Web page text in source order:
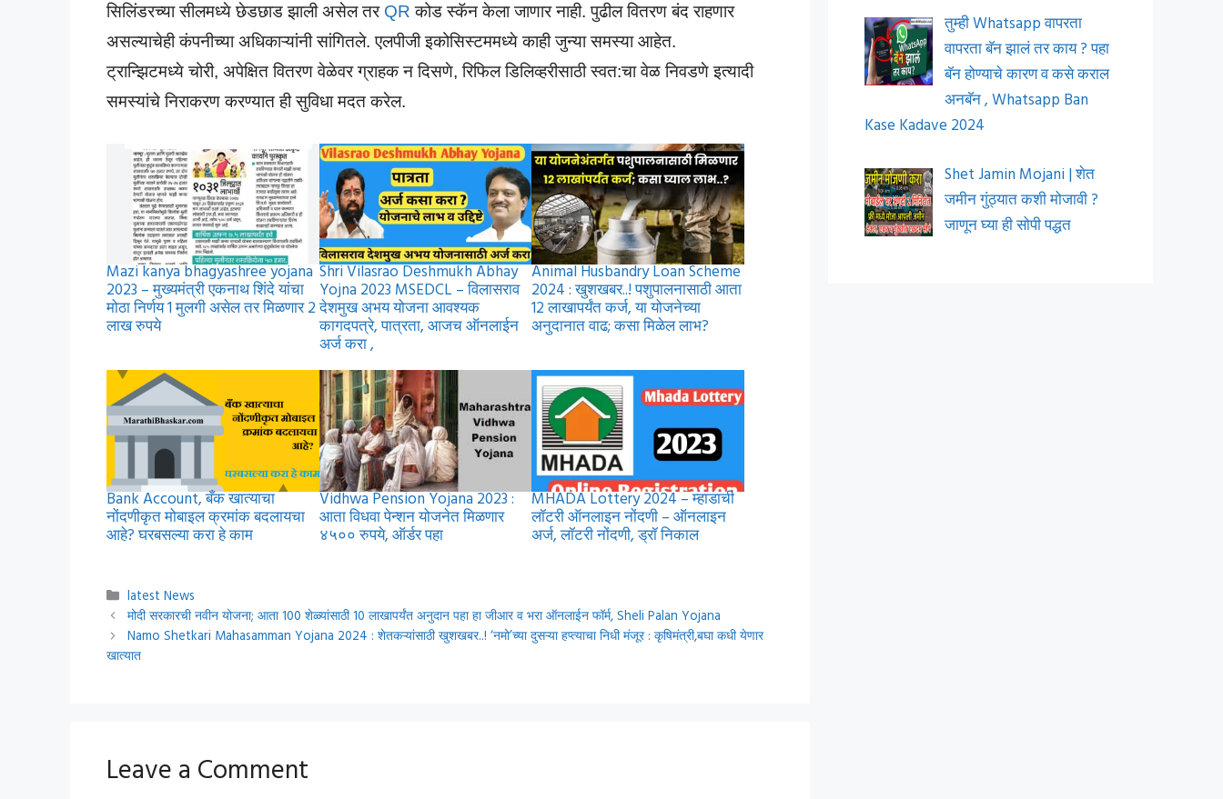
सिलिंडरच्या सीलमध्ये छेडछाड झाली असेल तर QR कोड स्कॅन केला जाणार नाही. पुढील वितरण बंद राहणार
असल्याचेही कंपनीच्या अधिकाऱ्यांनी सांगितले. एलपीजी इकोसिस्टममध्ये काही जुन्या समस्या आहेत.
ट्रान्झिटमध्ये चोरी, अपेक्षित वितरण वेळेवर ग्राहक न दिसणे, रिफिल डिलिव्हरीसाठी स्वत:चा वेळ निवडणे इत्यादी
समस्यांचे निराकरण करण्यात ही सुविधा मदत करेल.
Mazi kanya bhagyashree yojana
2023 – मुख्यमंत्री एकनाथ शिंदे यांचा
मोठा निर्णय 1 मुलगी असेल तर मिळणार 2
लाख रुपये
Shri Vilasrao Deshmukh Abhay
Yojna 2023 MSEDCL – विलासराव
देशमुख अभय योजना आवश्यक
कागदपत्रे, पात्रता, आजच ऑनलाईन
अर्ज करा ,
Animal Husbandry Loan Scheme
2024 : खुशखबर..! पशुपालनासाठी आता
12 लाखापर्यंत कर्ज, या योजनेच्या
अनुदानात वाढ; कसा मिळेल लाभ?
Bank Account, बँक खात्याचा
नोंदणीकृत मोबाइल क्रमांक बदलायचा
आहे? घरबसल्या करा हे काम
Vidhwa Pension Yojana 2023 :
आता विधवा पेन्शन योजनेत मिळणार
४५०० रुपये, ऑर्डर पहा
MHADA Lottery 2024 – म्हाडाची
लॉटरी ऑनलाइन नोंदणी – ऑनलाइन
अर्ज, लॉटरी नोंदणी, ड्रॉ निकाल
Categories
latest News
मोदी सरकारची नवीन योजना; आता 100 शेळ्यांसाठी 10 लाखापर्यंत अनुदान पहा हा जीआर व भरा ऑनलाईन फॉर्म, Sheli Palan Yojana
Namo Shetkari Mahasamman Yojana 2024 : शेतकऱ्यांसाठी खुशखबर..! ‘नमो’च्या दुसऱ्या हप्त्याचा निधी मंजूर : कृषिमंत्री,बघा कधी येणार
खात्यात
Leave a Comment
तुम्ही Whatsapp वापरता
वापरता बॅन झालं तर काय ? पहा
बॅन होण्याचे कारण व कसे कराल
अनबॅन , Whatsapp Ban
Kase Kadave 2024
Shet Jamin Mojani | शेत
जमीन गुंठ्यात कशी मोजावी ?
जाणून घ्या ही सोपी पद्धत